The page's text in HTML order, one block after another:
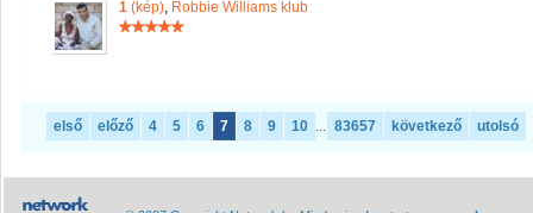
1 (kép), Robbie Williams klub
első előző 4 5 6 7 8 9 10 ... 83657 következő utolsó